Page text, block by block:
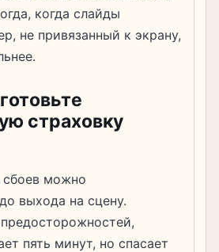
когда слайды
не привязанный к экрану,
страховку
можно
выхода на сцену.
пять минут, но спасает